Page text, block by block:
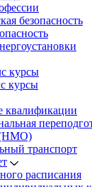
безопасность
курсы
курсы
(НМО)
транспорт
расписания